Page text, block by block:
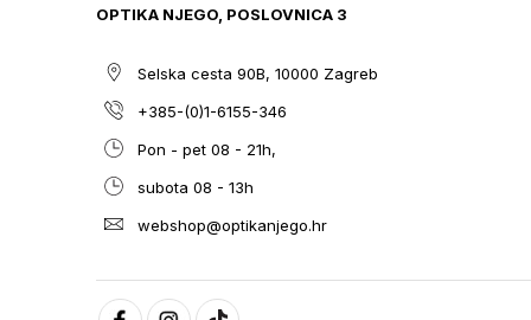
OPTIKA NJEGO, POSLOVNICA 3
Selska cesta 90B, 10000 Zagreb
+385-(0)1-6155-346
Pon - pet 08 - 21h,
subota 08 - 13h
webshop@optikanjego.hr